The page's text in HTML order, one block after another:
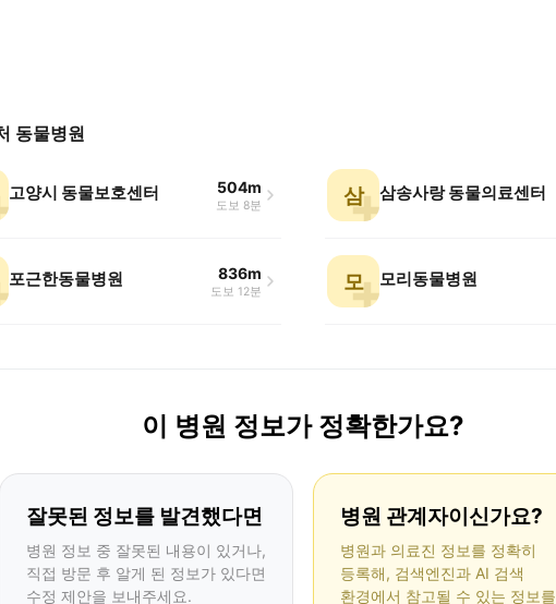
동물병원
고양시 동물보호센터 504m
도보 8분 삼 삼송사랑 동물의료센터
포근한동물병원 836m
도보 12분 모 모리동물병원
이 병원 정보가 정확한가요?
잘못된 정보를 발견했다면
병원 정보 중 잘못된 내용이 있거나,
직접 방문 후 알게 된 정보가 있다면
수정 제안을 보내주세요.
병원 관계자이신가요?
병원과 의료진 정보를 정확히
등록해, 검색엔진과 AI 검색
환경에서 참고될 수 있는 정보를